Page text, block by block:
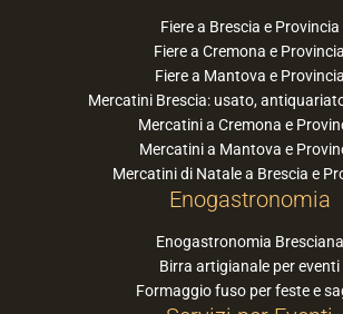
Fiere a Brescia e Provincia
Fiere a Cremona e Provincia
Fiere a Mantova e Provincia
Mercatini Brescia: usato,
Mercatini a Cremona e
Mercatini a Mantova e
Mercatini di Natale a Brescia e
Enogastronomia
Enogastronomia Bresciana
Birra artigianale per eventi
Formaggio fuso per feste e